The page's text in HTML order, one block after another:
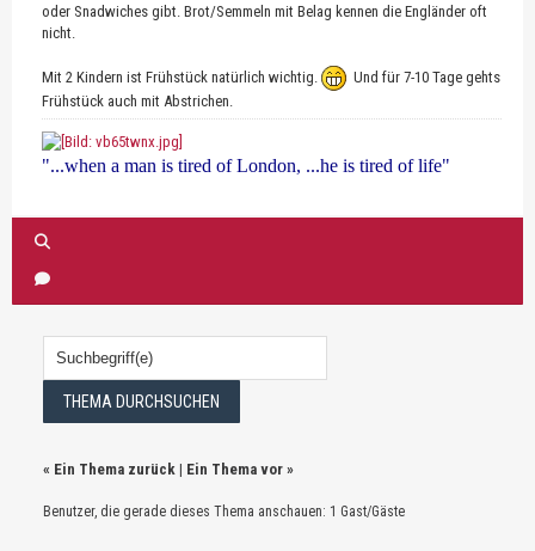
oder Snadwiches gibt. Brot/Semmeln mit Belag kennen die Engländer oft
nicht.
Mit 2 Kindern ist Frühstück natürlich wichtig.
Und für 7-10 Tage gehts
Frühstück auch mit Abstrichen.
"...when a man is tired of London, ...he is tired of life"
« Ein Thema zurück | Ein Thema vor »
Benutzer, die gerade dieses Thema anschauen: 1 Gast/Gäste